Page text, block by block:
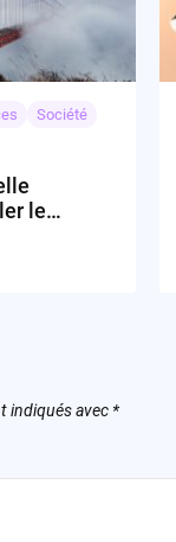
Société
le
indiqués avec *